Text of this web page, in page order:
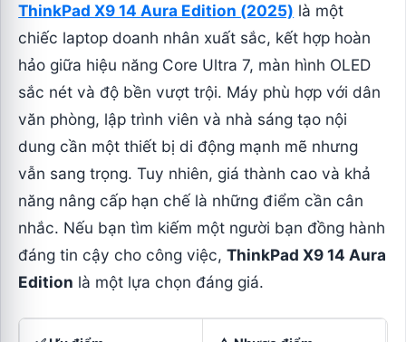
ThinkPad X9 14 Aura Edition (2025) là một
chiếc laptop doanh nhân xuất sắc, kết hợp hoàn
hảo giữa hiệu năng Core Ultra 7, màn hình OLED
sắc nét và độ bền vượt trội. Máy phù hợp với dân
văn phòng, lập trình viên và nhà sáng tạo nội
dung cần một thiết bị di động mạnh mẽ nhưng
vẫn sang trọng. Tuy nhiên, giá thành cao và khả
năng nâng cấp hạn chế là những điểm cần cân
nhắc. Nếu bạn tìm kiếm một người bạn đồng hành
đáng tin cậy cho công việc,ThinkPad X9 14 Aura
Edition là một lựa chọn đáng giá.